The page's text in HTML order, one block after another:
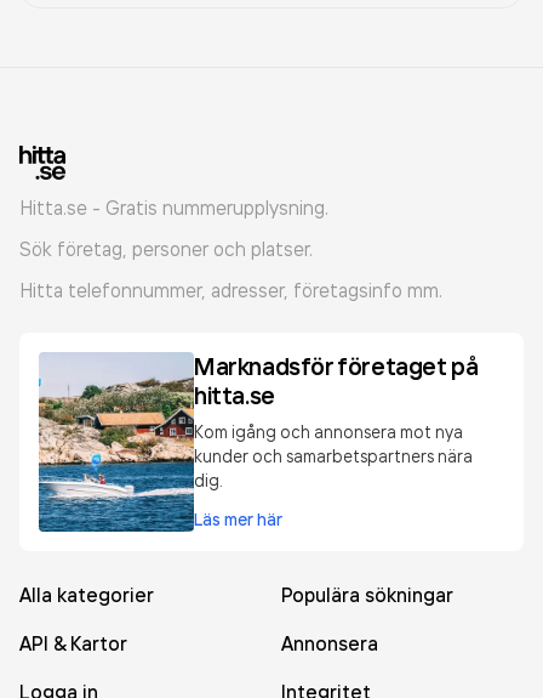
Hitta.se - Gratis nummerupplysning.
Sök företag, personer och platser.
Hitta telefonnummer, adresser, företagsinfo mm.
Marknadsför företaget på
hitta.se
Kom igång och annonsera mot nya
kunder och samarbetspartners nära
dig.
Läs mer här
Alla kategorier
Populära sökningar
API & Kartor
Annonsera
Logga in
Integritet